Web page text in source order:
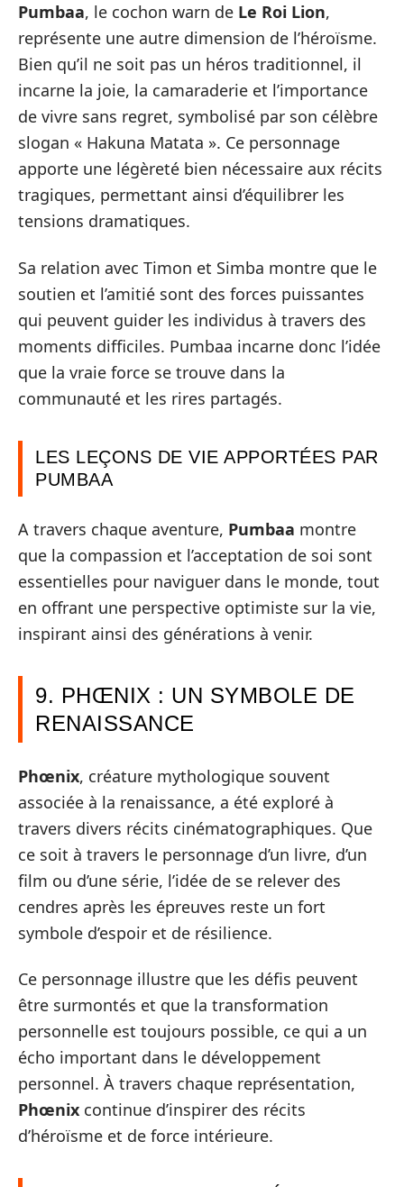
Pumbaa, le cochon warn de Le Roi Lion,
représente une autre dimension de l’héroïsme.
Bien qu’il ne soit pas un héros traditionnel, il
incarne la joie, la camaraderie et l’importance
de vivre sans regret, symbolisé par son célèbre
slogan « Hakuna Matata ». Ce personnage
apporte une légèreté bien nécessaire aux récits
tragiques, permettant ainsi d’équilibrer les
tensions dramatiques.
Sa relation avec Timon et Simba montre que le
soutien et l’amitié sont des forces puissantes
qui peuvent guider les individus à travers des
moments difficiles. Pumbaa incarne donc l’idée
que la vraie force se trouve dans la
communauté et les rires partagés.
LES LEÇONS DE VIE APPORTÉES PAR
PUMBAA
A travers chaque aventure, Pumbaa montre
que la compassion et l’acceptation de soi sont
essentielles pour naviguer dans le monde, tout
en offrant une perspective optimiste sur la vie,
inspirant ainsi des générations à venir.
9. PHŒNIX : UN SYMBOLE DE
RENAISSANCE
Phœnix, créature mythologique souvent
associée à la renaissance, a été exploré à
travers divers récits cinématographiques. Que
ce soit à travers le personnage d’un livre, d’un
film ou d’une série, l’idée de se relever des
cendres après les épreuves reste un fort
symbole d’espoir et de résilience.
Ce personnage illustre que les défis peuvent
être surmontés et que la transformation
personnelle est toujours possible, ce qui a un
écho important dans le développement
personnel. À travers chaque représentation,
Phœnix continue d’inspirer des récits
d’héroïsme et de force intérieure.